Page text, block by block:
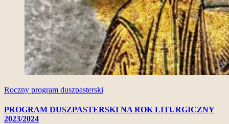
Roczny program duszpasterski
PROGRAM DUSZPASTERSKI NA ROK LITURGICZNY
2023/2024